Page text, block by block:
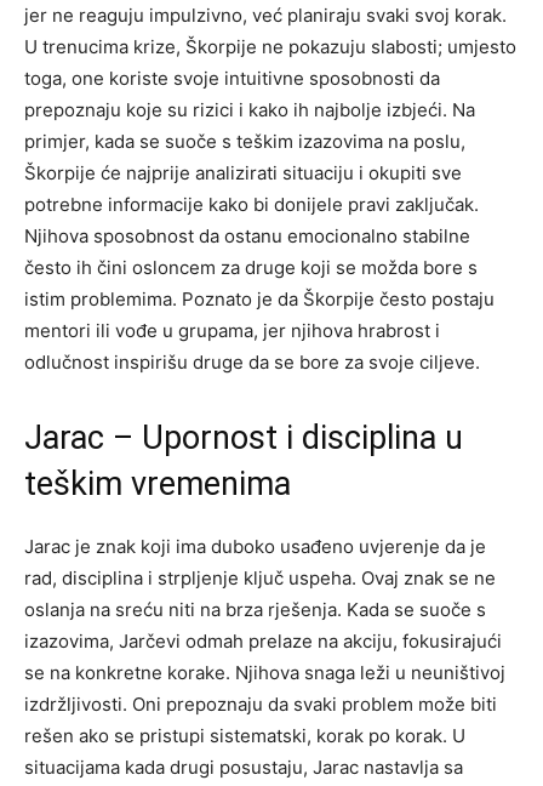
jer ne reaguju impulzivno, već planiraju svaki svoj korak.
U trenucima krize, Škorpije ne pokazuju slabosti; umjesto
toga, one koriste svoje intuitivne sposobnosti da
prepoznaju koje su rizici i kako ih najbolje izbjeći. Na
primjer, kada se suoče s teškim izazovima na poslu,
Škorpije će najprije analizirati situaciju i okupiti sve
potrebne informacije kako bi donijele pravi zaključak.
Njihova sposobnost da ostanu emocionalno stabilne
često ih čini osloncem za druge koji se možda bore s
istim problemima. Poznato je da Škorpije često postaju
mentori ili vođe u grupama, jer njihova hrabrost i
odlučnost inspirišu druge da se bore za svoje ciljeve.
Jarac – Upornost i disciplina u
teškim vremenima
Jarac je znak koji ima duboko usađeno uvjerenje da je
rad, disciplina i strpljenje ključ uspeha. Ovaj znak se ne
oslanja na sreću niti na brza rješenja. Kada se suoče s
izazovima, Jarčevi odmah prelaze na akciju, fokusirajući
se na konkretne korake. Njihova snaga leži u neuništivoj
izdržljivosti. Oni prepoznaju da svaki problem može biti
rešen ako se pristupi sistematski, korak po korak. U
situacijama kada drugi posustaju, Jarac nastavlja sa